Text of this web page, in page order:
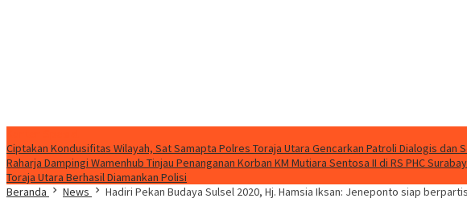
Ciptakan Kondusifitas Wilayah, Sat Samapta Polres Toraja Utara Gencarkan Patroli Dialogis dan
Raharja Dampingi Wamenhub Tinjau Penanganan Korban KM Mutiara Sentosa II di RS PHC
Toraja Utara Berhasil Diamankan Polisi
Beranda
News Hadiri Pekan Budaya Sulsel 2020, Hj. Hamsia Iksan: Jeneponto siap